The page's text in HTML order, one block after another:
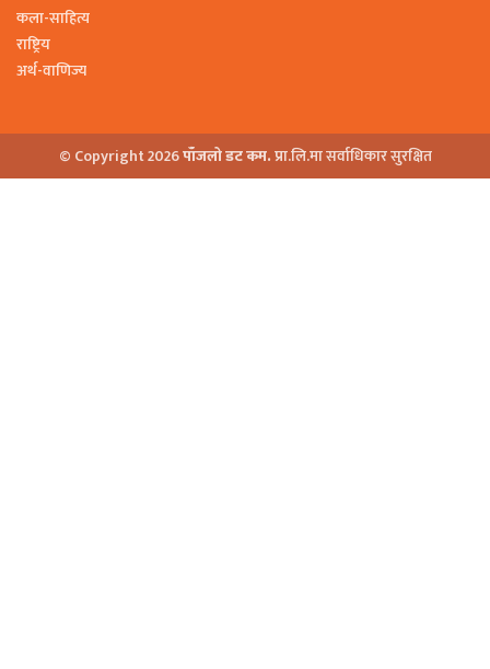
कला-साहित्य
राष्ट्रिय
अर्थ-वाणिज्य
© Copyright 2026पाँजलो डट कम.प्रा.लि.मा सर्वाधिकार सुरक्षित